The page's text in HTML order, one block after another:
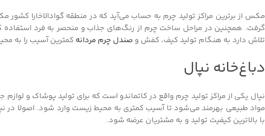
مکس از برترین مراکز تولید چرم به حساب می‌آید که در منطقه گوادالاخارا
گرفت. همچنین در مراحل ساخت چرم از رنگ‌های جذاب و منحصر به فرد استفاده
تلاش دارد به هنگام تولید کیف، کفش و صندل چرم مردانه کمترین آسیب را به
دباغ‌خانه نپال
نپال یکی از مراکز تولید چرم واقع در کاتماندو است که برای تولید پوشاک و
مواد طبیعی بهرمند می‌شود تا آسیب کمتری به محیط زیست وارد شود. اصولا در
با بالاترین کیفیت تولید و به مشتریان عرضه شود.